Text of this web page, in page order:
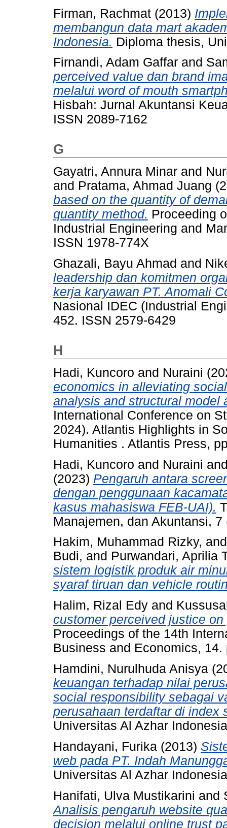
Firman, Rachmat (2013)
membangun data mart
Indonesia. Diploma thesis,
Firnandi, Adam Gaffar and
perceived value dan brand
melalui word of mouth
Hisbah: Jurnal Akuntansi
ISSN 2089-7162
G
Gayatri, Annura Minar and
and Pratama, Ahmad Juang
based on the quantity of
quantity method. Proceeding
Industrial Engineering and
ISSN 1978-774X
Ghazali, Bayu Ahmad and
leadership dan komitmen
kerja karyawan PT. Anomali
Nasional IDEC (Industrial
452. ISSN 2579-6429
H
Hadi, Kuncoro and Nuraini
economics in alleviating
analysis and structural model
International Conference on
2024). Atlantis Highlights in
Humanities . Atlantis Press,
Hadi, Kuncoro and Nuraini
(2023) Pengaruh antara
dengan penggunaan
kasus mahasiswa FEB-UAI).
Manajemen, dan Akuntansi,
Hakim, Muhammad Rizky,
Budi, and Purwandari, Aprilia
sistem logistik produk air
syaraf tiruan dan vehicle
Halim, Rizal Edy and
customer perceived justice
Proceedings of the 14th
Business and Economics,
Hamdini, Nurulhuda Anisya
keuangan terhadap nilai
social responsibility sebagai
perusahaan terdaftar di index
Universitas Al Azhar
Handayani, Furika (2013)
web pada PT. Indah
Universitas Al Azhar
Hanifati, Ulva Mustikarini and
Analisis pengaruh website
decision melalui online trust